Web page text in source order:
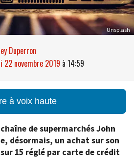
Unsplash
Duperron
22 novembre 2019 à 14:59
à voix haute
de supermarchés John
désormais, un achat sur son
15 réglé par carte de crédit